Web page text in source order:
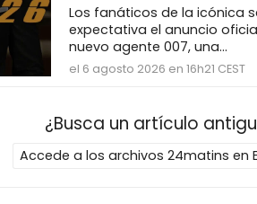
Los fanáticos de la icónica
expectativa el anuncio
nuevo agente 007, una...
el 6 agosto 2026 en 16h21 CEST
¿Busca un artículo
Accede a los archivos 24matins en